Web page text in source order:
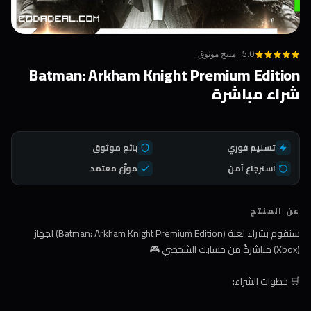
5.0 · منتج موثوق
Batman: Arkham Knight Premium Edition
شراء مباشرة
تسليم فوري
بائع موثوق
استرجاع آمن
موزّع معتمد
عن المنتج
سنقوم بشراء لعبة (Batman: Arkham Knight Premium Edition) لجهاز
(Xbox) مباشرةً من حسابك الشخصي 🎮
🛒 خطوات الشراء: